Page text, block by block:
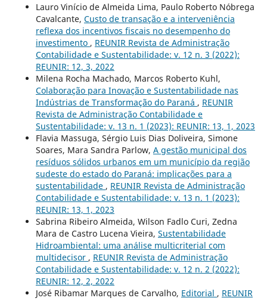
Lauro Vinício de Almeida Lima, Paulo Roberto Nóbrega
Cavalcante, Custo de transação e a interveniência
reflexa dos incentivos fiscais no desempenho do
investimento , REUNIR Revista de Administração
Contabilidade e Sustentabilidade: v. 12 n. 3 (2022):
REUNIR: 12, 3, 2022
Milena Rocha Machado, Marcos Roberto Kuhl,
Colaboração para Inovação e Sustentabilidade nas
Indústrias de Transformação do Paraná , REUNIR
Revista de Administração Contabilidade e
Sustentabilidade: v. 13 n. 1 (2023): REUNIR: 13, 1, 2023
Flavia Massuga, Sérgio Luis Dias Doliveira, Simone
Soares, Mara Sandra Parlow, A gestão municipal dos
resíduos sólidos urbanos em um município da região
sudeste do estado do Paraná: implicações para a
sustentabilidade , REUNIR Revista de Administração
Contabilidade e Sustentabilidade: v. 13 n. 1 (2023):
REUNIR: 13, 1, 2023
Sabrina Ribeiro Almeida, Wilson Fadlo Curi, Zedna
Mara de Castro Lucena Vieira, Sustentabilidade
Hidroambiental: uma análise multicriterial com
multidecisor , REUNIR Revista de Administração
Contabilidade e Sustentabilidade: v. 12 n. 2 (2022):
REUNIR: 12, 2, 2022
José Ribamar Marques de Carvalho, Editorial , REUNIR